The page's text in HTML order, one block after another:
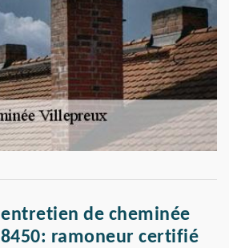
de cheminée
ramoneur certifié